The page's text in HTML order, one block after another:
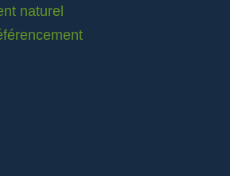
naturel